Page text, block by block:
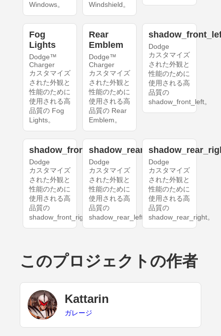
Windows。
Windshield。
Fog
Lights
Dodge™
Charger
カスタマイズ
された外観と
性能のために
使用される高
品質の Fog
Lights。
Rear
Emblem
Dodge™
Charger
カスタマイズ
された外観と
性能のために
使用される高
品質の Rear
Emblem。
Dodge
カスタマイズ
された外観と
性能のために
使用される高
品質の
shadow_front_left。
shadow_front_right
Dodge
カスタマイズ
された外観と
性能のために
使用される高
品質の
shadow_front_right。
shadow_rear_left
Dodge
カスタマイズ
された外観と
性能のために
使用される高
品質の
shadow_rear_left。
Dodge
カスタマイズ
された外観と
性能のために
使用される高
品質の
shadow_rear_right。
このプロジェクトの作者
Kattarin
ガレージ